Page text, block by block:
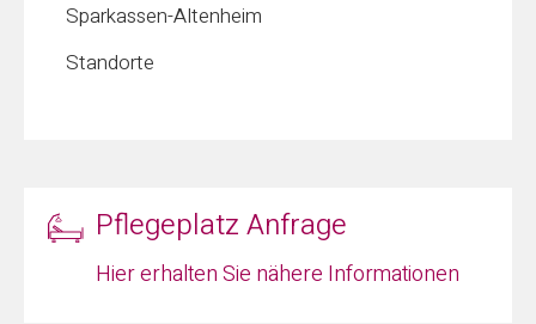
Sparkassen-Altenheim
Standorte
Pflegeplatz Anfrage
Hier erhalten Sie nähere Informationen